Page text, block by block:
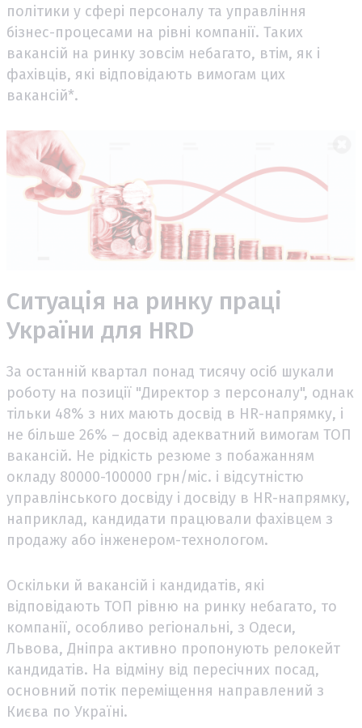
політики у сфері персоналу та управління
бізнес-процесами на рівні компанії. Таких
вакансій на ринку зовсім небагато, втім, як і
фахівців, які відповідають вимогам цих
вакансій*.
Ситуація на ринку праці
України для HRD
За останній квартал понад тисячу осіб шукали
роботу на позиції "Директор з персоналу", однак
тільки 48% з них мають досвід в HR-напрямку, і
не більше 26% – досвід адекватний вимогам ТОП
вакансій. Не рідкість резюме з побажанням
окладу 80000-100000 грн/міс. і відсутністю
управлінського досвіду і досвіду в HR-напрямку,
наприклад, кандидати працювали фахівцем з
продажу або інженером-технологом.
Оскільки й вакансій і кандидатів, які
відповідають ТОП рівню на ринку небагато, то
компанії, особливо регіональні, з Одеси,
Львова, Дніпра активно пропонують релокейт
кандидатів. На відміну від пересічних посад,
основний потік переміщення направлений з
Києва по Україні.